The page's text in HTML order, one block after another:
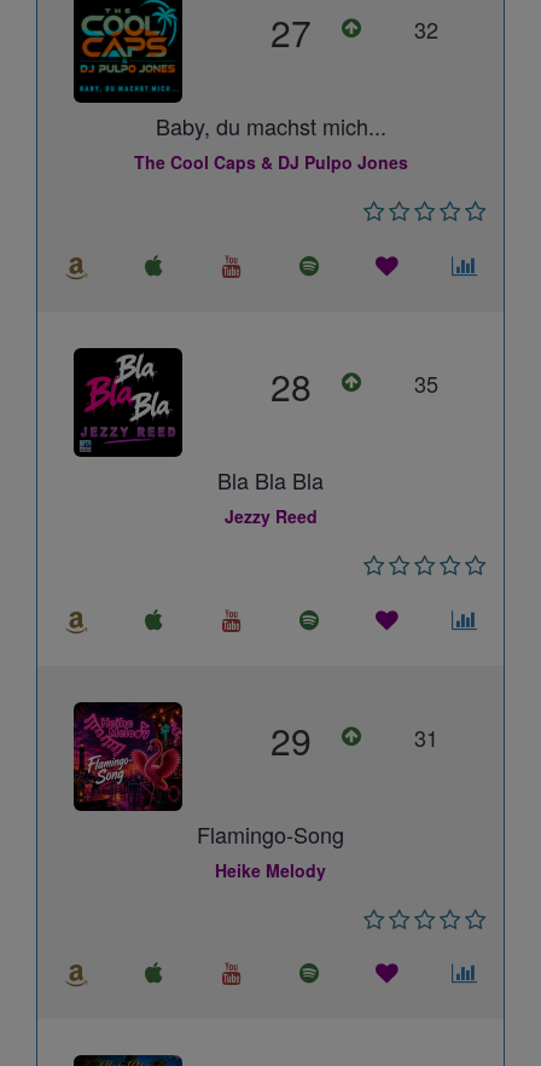
27 32
Baby, du machst mich...
The Cool Caps & DJ Pulpo Jones
28 35
Bla Bla Bla
Jezzy Reed
29 31
Flamingo-Song
Heike Melody